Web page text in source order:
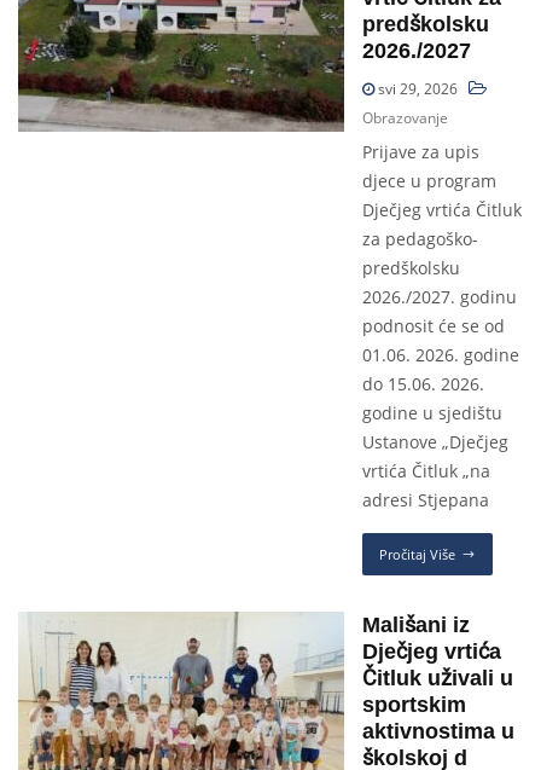
predškolsku
2026./2027
svi 29, 2026
Obrazovanje
Prijave za upis
djece u program
Dječjeg vrtića Čitluk
za pedagoško-
predškolsku
2026./2027. godinu
podnosit će se od
01.06. 2026. godine
do 15.06. 2026.
godine u sjedištu
Ustanove „Dječjeg
vrtića Čitluk „na
adresi Stjepana
Pročitaj Više
Mališani iz
Dječjeg vrtića
Čitluk uživali u
sportskim
aktivnostima u
školskoj d